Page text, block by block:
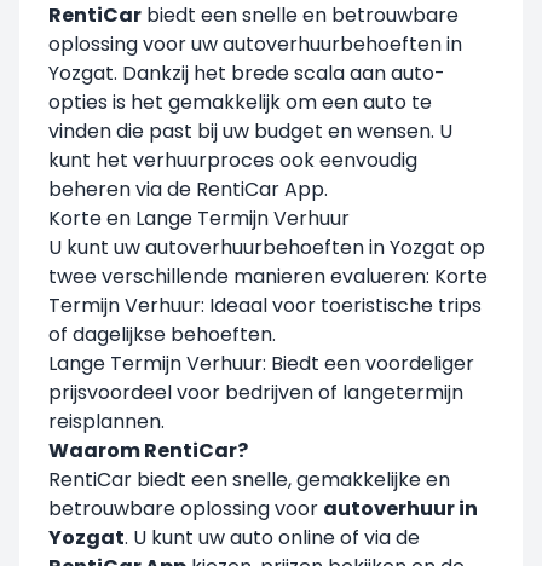
RentiCar biedt een snelle en betrouwbare
oplossing voor uw autoverhuurbehoeften in
Yozgat. Dankzij het brede scala aan auto-
opties is het gemakkelijk om een auto te
vinden die past bij uw budget en wensen. U
kunt het verhuurproces ook eenvoudig
beheren via de RentiCar App.
Korte en Lange Termijn Verhuur
U kunt uw autoverhuurbehoeften in Yozgat op
twee verschillende manieren evalueren: Korte
Termijn Verhuur: Ideaal voor toeristische trips
of dagelijkse behoeften.
Lange Termijn Verhuur: Biedt een voordeliger
prijsvoordeel voor bedrijven of langetermijn
reisplannen.
Waarom RentiCar?
RentiCar biedt een snelle, gemakkelijke en
betrouwbare oplossing voor autoverhuur in
Yozgat. U kunt uw auto online of via de